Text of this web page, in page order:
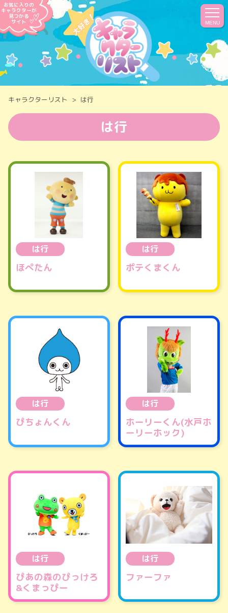
MENU
お気に入りの
キャラクターが
見つかる
サイト
キャラクターリスト は行
は行
は行
ほぺたん
は行
ポテくまくん
は行
ぴちょんくん
は行
ホーリーくん(水戸ホ
ーリーホック)
は行
ぴあの森のぴっけろ
&くまっぴー
は行
ファーファ